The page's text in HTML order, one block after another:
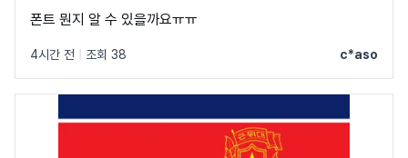
폰트 뭔지 알 수 있을까요ㅠㅠ
4시간 전 조회 38 c*aso